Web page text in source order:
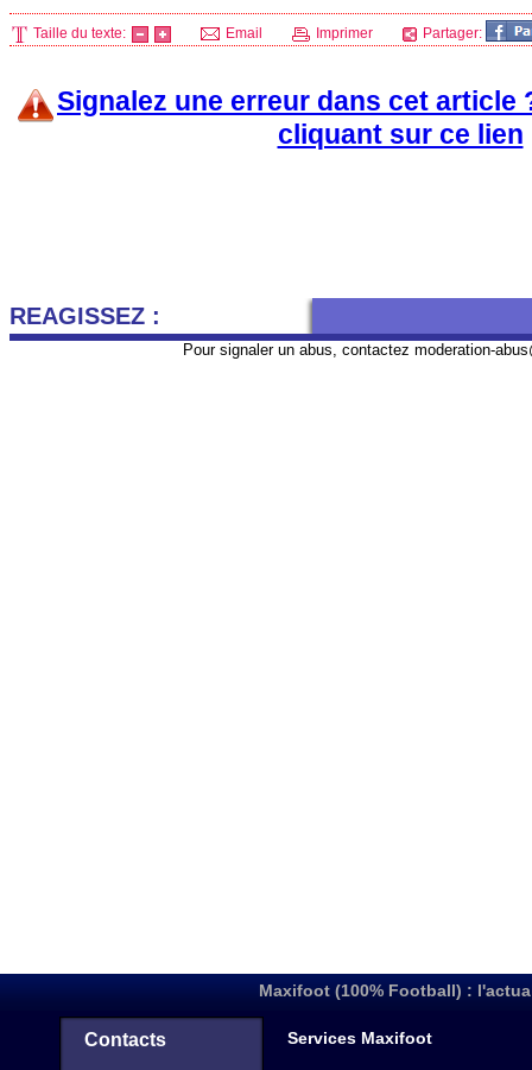
Taille du texte: Email Imprimer Partager:
Signalez une erreur dans cet article
cliquant sur ce lien
REAGISSEZ :
Pour signaler un abus, contactez moderation-
Maxifoot (100% Football) :
Contacts Services Maxifoot